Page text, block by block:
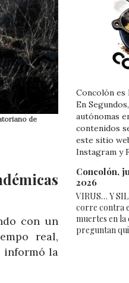
de
con un
real,
informó la
Concolón es
En
autónomas
contenidos
este sitio
Instagram y
Concolón,
2026
VIRUS… Y
corre contra
muertes en la
preguntan